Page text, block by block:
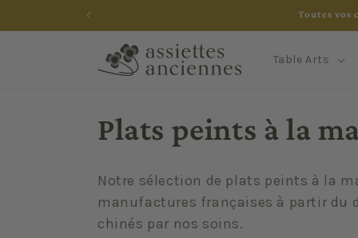
Toutes vos
Table Arts
C
o
l
Plats peints à la
Notre sélection de plats peints à la
manufactures françaises à partir du
chinés par nos soins.